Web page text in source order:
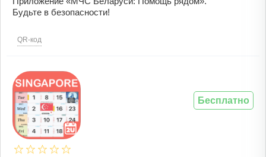
Будьте в безопасности!
QR-код
Бесплатно